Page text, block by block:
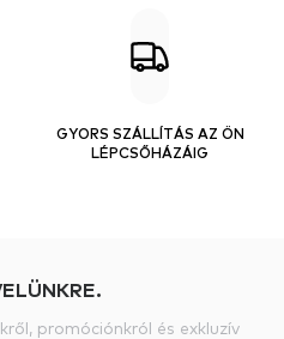
GYORS SZÁLLÍTÁS AZ ÖN
LÉPCSŐHÁZÁIG
promóciónkról és exkluzív